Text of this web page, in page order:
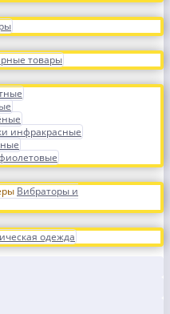
товары
инфракрасные
Вибраторы и
одежда